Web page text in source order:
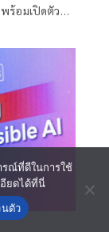
ร้อมเปิดตัว
ณสุขทั่ว
ยสูงเมืองน่าน
รณ์ที่ดีในการใช้
ยดได้ที่นี่
ตัว